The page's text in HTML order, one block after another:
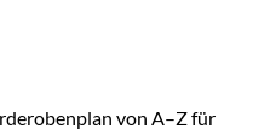
von A–Z für